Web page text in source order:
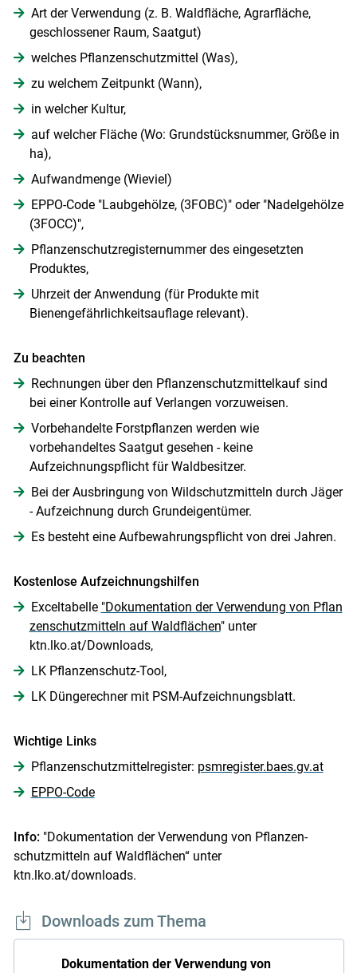
Skip to main content
Art der Verwendung (z. B. Waldfläche, Agrarfläche,
geschlossener Raum, Saatgut)
welches Pflanzenschutz­mittel (Was),
zu welchem Zeitpunkt (Wann),
in welcher Kultur,
auf welcher Fläche (Wo: Grundstücksnummer, Größe in
ha),
Aufwandmenge (Wieviel)
EPPO-Code ­"Laubgehölze, (3FOBC)" oder "Nadel­gehölze
(3FOCC)",
Pflanzenschutzregister­nummer des eingesetzten
Produktes,
Uhrzeit der Anwendung (für Produkte mit
Bienengefährlichkeitsauflage relevant).
Zu beachten
Rechnungen über den Pflanzenschutzmittelkauf sind
bei einer Kontrolle auf Verlangen vorzuweisen.
Vorbehandelte Forstpflanzen werden wie
vorbehandeltes Saatgut gesehen - keine
Aufzeichnungspflicht für Waldbesitzer.
Bei der Ausbringung von Wildschutzmitteln durch ­Jäger
- Aufzeichnung durch Grundeigentümer.
Es besteht eine Aufbewahrungspflicht von drei Jahren.
Kostenlose Aufzeichnungshilfen
Exceltabelle "Dokumentation der Verwendung von Pflan
zenschutzmitteln auf Waldflächen" unter
ktn.lko.at/Downloads,
LK Pflanzenschutz-Tool,
LK Düngerechner mit PSM-Aufzeichnungsblatt.
Wichtige Links
Pflanzenschutzmittelregister: psmregister.baes.gv.at
EPPO-Code
Info:"Dokumentation der Verwendung von Pflanzen­
schutzmitteln auf Waldflächen“ unter
ktn.lko.at/downloads.
Downloads zum Thema
Dokumentation der Verwendung von